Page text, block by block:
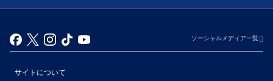
ソーシャルメディア一覧
サイトについて